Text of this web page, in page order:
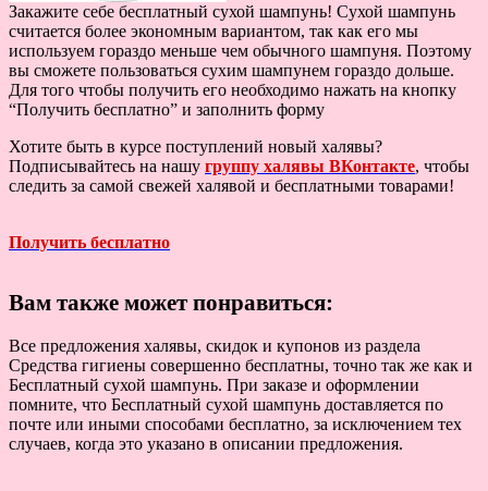
Закажите себе бесплатный сухой шампунь! Сухой шампунь
считается более экономным вариантом, так как его мы
используем гораздо меньше чем обычного шампуня. Поэтому
вы сможете пользоваться сухим шампунем гораздо дольше.
Для того чтобы получить его необходимо нажать на кнопку
“Получить бесплатно” и заполнить форму
Хотите быть в курсе поступлений новый халявы?
Подписывайтесь на нашу группу халявы ВКонтакте, чтобы
следить за самой свежей халявой и бесплатными товарами!
Получить бесплатно
Вам также может понравиться:
Все предложения халявы, скидок и купонов из раздела
Средства гигиены совершенно бесплатны, точно так же как и
Бесплатный сухой шампунь. При заказе и оформлении
помните, что Бесплатный сухой шампунь доставляется по
почте или иными способами бесплатно, за исключением тех
случаев, когда это указано в описании предложения.